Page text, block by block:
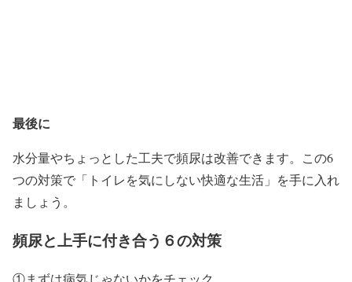
最後に
水分量やちょっとした工夫で頻尿は改善できます。この6
つの対策で「トイレを気にしない快適な生活」を手に入れ
ましょう。
頻尿と上手に付き合う６の対策
①まずは病気じゃないかをチェック